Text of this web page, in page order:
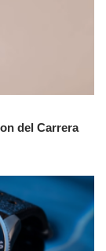
del Carrera